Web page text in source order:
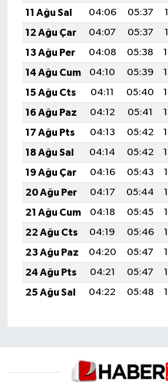
11 Ağu Sal 04:06 05:37
12 Ağu Çar
04:07 05:37
13 Ağu Per
04:08 05:38
14 Ağu Cum
04:10 05:39
15 Ağu Cts
04:11 05:40
16 Ağu Paz
04:12 05:41
17 Ağu Pts
04:13 05:42
18 Ağu Sal
04:14 05:42
19 Ağu Çar
04:16 05:43
20 Ağu Per
04:17 05:44
21 Ağu Cum
04:18 05:45
22 Ağu Cts
04:19 05:46
23 Ağu Paz
04:20 05:47
24 Ağu Pts
04:21 05:47
25 Ağu Sal
04:22 05:48